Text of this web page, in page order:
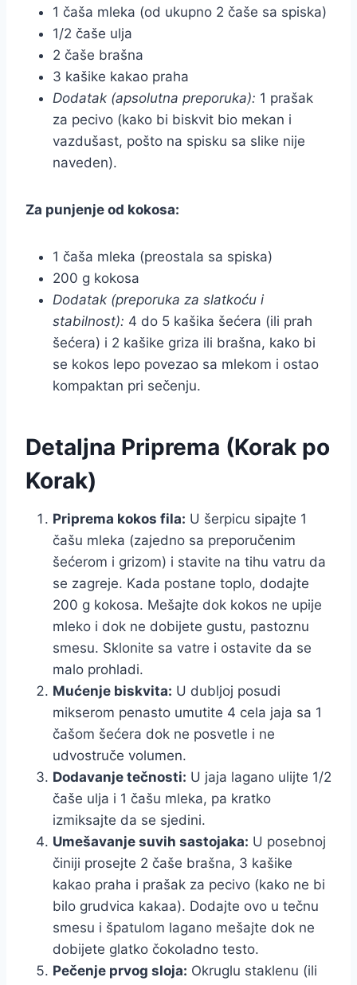
1 čaša mleka (od ukupno 2 čaše sa spiska)
1/2 čaše ulja
2 čaše brašna
3 kašike kakao praha
Dodatak (apsolutna preporuka): 1 prašak
za pecivo (kako bi biskvit bio mekan i
vazdušast, pošto na spisku sa slike nije
naveden).
Za punjenje od kokosa:
1 čaša mleka (preostala sa spiska)
200 g kokosa
Dodatak (preporuka za slatkoću i
stabilnost): 4 do 5 kašika šećera (ili prah
šećera) i 2 kašike griza ili brašna, kako bi
se kokos lepo povezao sa mlekom i ostao
kompaktan pri sečenju.
Detaljna Priprema (Korak po
Korak)
Priprema kokos fila: U šerpicu sipajte 1
čašu mleka (zajedno sa preporučenim
šećerom i grizom) i stavite na tihu vatru da
se zagreje. Kada postane toplo, dodajte
200 g kokosa. Mešajte dok kokos ne upije
mleko i dok ne dobijete gustu, pastoznu
smesu. Sklonite sa vatre i ostavite da se
malo prohladi.
Mućenje biskvita: U dubljoj posudi
mikserom penasto umutite 4 cela jaja sa 1
čašom šećera dok ne posvetle i ne
udvostruče volumen.
Dodavanje tečnosti: U jaja lagano ulijte 1/2
čaše ulja i 1 čašu mleka, pa kratko
izmiksajte da se sjedini.
Umešavanje suvih sastojaka: U posebnoj
činiji prosejte 2 čaše brašna, 3 kašike
kakao praha i prašak za pecivo (kako ne bi
bilo grudvica kakaa). Dodajte ovo u tečnu
smesu i špatulom lagano mešajte dok ne
dobijete glatko čokoladno testo.
Pečenje prvog sloja: Okruglu staklenu (ili